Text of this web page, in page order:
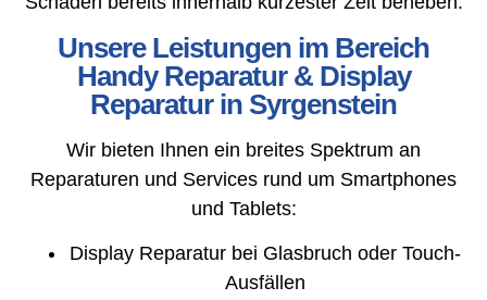
Unsere Leistungen im Bereich
Handy Reparatur & Display
Reparatur in Syrgenstein
Wir bieten Ihnen ein breites Spektrum an
Reparaturen und Services rund um Smartphones
und Tablets:
Display Reparatur bei Glasbruch oder Touch-
Ausfällen